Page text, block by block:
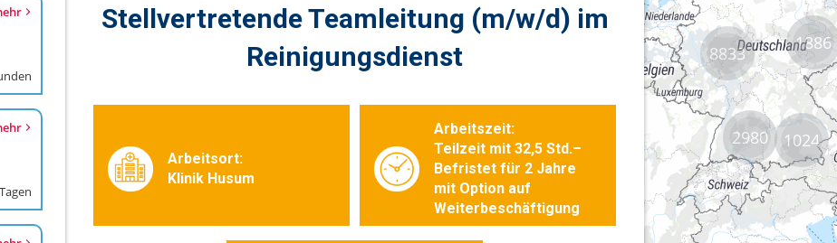
8833
2980
1886
1024